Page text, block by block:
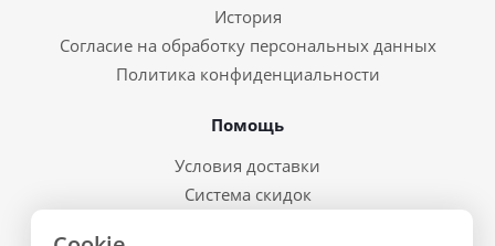
История
Согласие на обработку персональных данных
Политика конфиденциальности
Помощь
Условия доставки
Система скидок